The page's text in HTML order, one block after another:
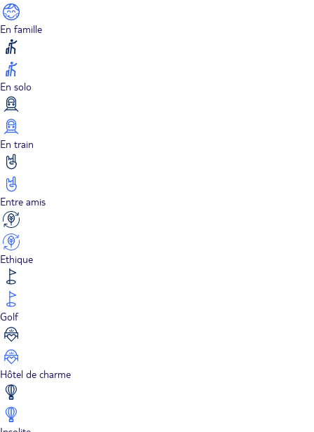
En famille
En solo
En train
Entre amis
Ethique
Golf
Hôtel de charme